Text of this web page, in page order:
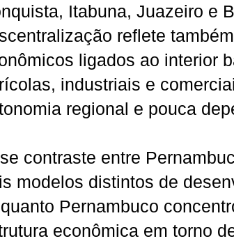
Itabuna, Juazeiro e
reflete
ligados ao interior
industriais e
regional e pouca
contraste entre
modelos distintos de
Pernambuco
econômica em torno